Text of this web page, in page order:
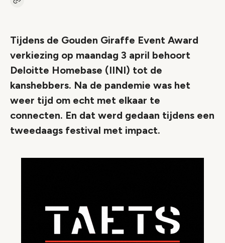
Kopieer link naar artikel
Tijdens de Gouden Giraffe Event Award
verkiezing op maandag 3 april behoort
Deloitte Homebase (IINI) tot de
kanshebbers. Na de pandemie was het
weer tijd om echt met elkaar te
connecten. En dat werd gedaan tijdens een
tweedaags festival met impact.